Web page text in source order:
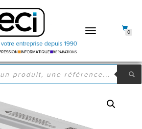
DÉPLIER
0